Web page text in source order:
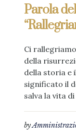
Parola
Ci
della
della storia e
significato il
salva la vita
by